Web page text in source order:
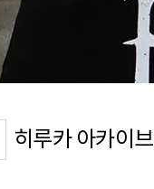
히루카 아카이브